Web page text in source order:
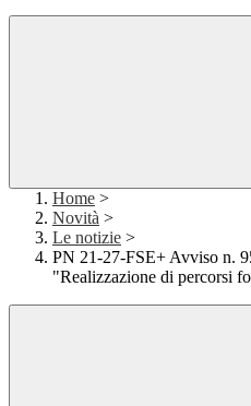
Home >
Novità >
Le notizie >
PN 21-27-FSE+ Avviso n.
"Realizzazione di percorsi